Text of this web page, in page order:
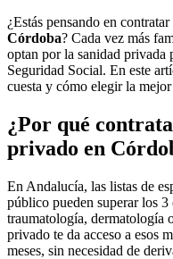
¿Estás pensando en contratar
Córdoba? Cada vez más
optan por la sanidad privada
Seguridad Social. En este
cuesta y cómo elegir la
¿Por qué
privado en
En Andalucía, las listas de
público pueden superar los 3
traumatología, dermatología
privado te da acceso a esos
meses, sin necesidad de